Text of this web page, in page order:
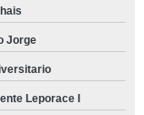
Jorge
Leporace I